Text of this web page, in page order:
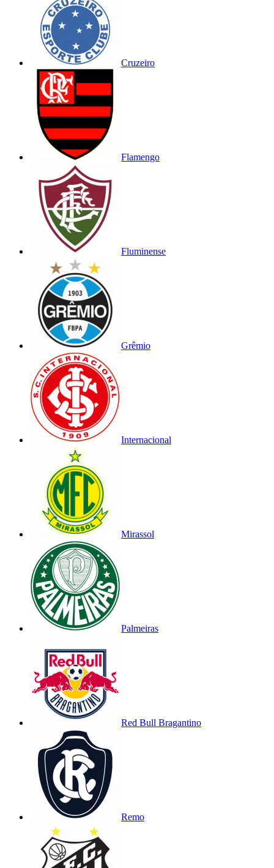
Cruzeiro
Flamengo
Fluminense
Grêmio
Internacional
Mirassol
Palmeiras
Red Bull Bragantino
Remo